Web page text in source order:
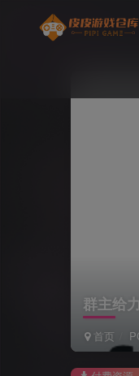
群主给
首页